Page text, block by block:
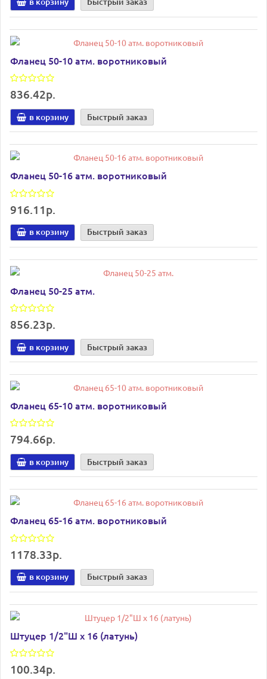
Фланец 50-10 атм. воротниковый
836.42р.
в корзину Быстрый заказ
Фланец 50-16 атм. воротниковый
916.11р.
в корзину Быстрый заказ
Фланец 50-25 атм.
856.23р.
в корзину Быстрый заказ
Фланец 65-10 атм. воротниковый
794.66р.
в корзину Быстрый заказ
Фланец 65-16 атм. воротниковый
1178.33р.
в корзину Быстрый заказ
Штуцер 1/2"Ш х 16 (латунь)
100.34р.